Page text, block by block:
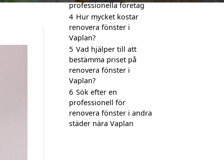
professionella företag
4 Hur mycket kostar
renovera fönster i
Vaplan?
5 Vad hjälper till att
bestämma priset på
renovera fönster i
Vaplan?
6 Sök efter en
professionell för
renovera fönster i andra
städer nära Vaplan